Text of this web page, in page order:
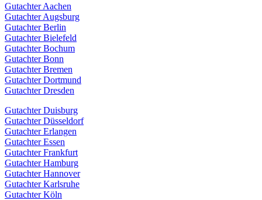
Gutachter Aachen
Gutachter Augsburg
Gutachter Berlin
Gutachter Bielefeld
Gutachter Bochum
Gutachter Bonn
Gutachter Bremen
Gutachter Dortmund
Gutachter Dresden
Gutachter Duisburg
Gutachter Düsseldorf
Gutachter Erlangen
Gutachter Essen
Gutachter Frankfurt
Gutachter Hamburg
Gutachter Hannover
Gutachter Karlsruhe
Gutachter Köln